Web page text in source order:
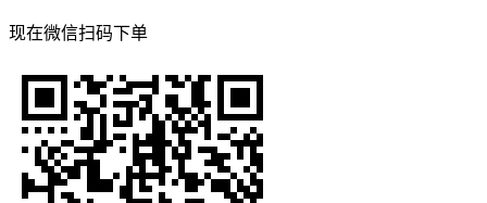
现在微信扫码下单